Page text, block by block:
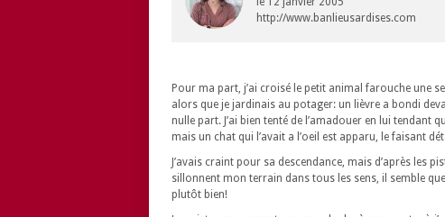
http://www.banlieusardises.com
Pour ma part, j’ai croisé le petit animal farouche une
alors que je jardinais au potager: un lièvre a bondi
nulle part. J’ai bien tenté de l’amadouer en lui tendant
mais un chat qui l’avait a l’oeil est apparu, le faisant
J’avais craint pour sa descendance, mais d’après les
sillonnent mon terrain dans tous les sens, il semble
plutôt bien!